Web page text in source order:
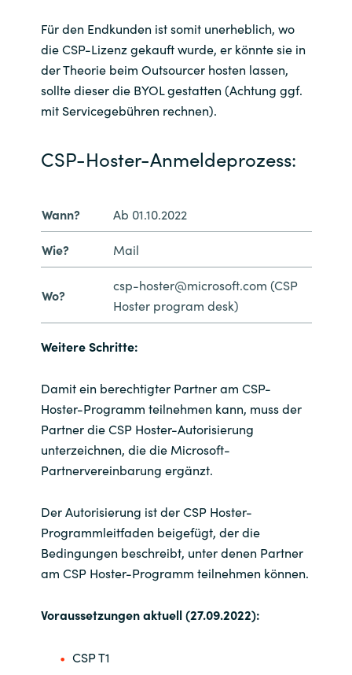
Für den Endkunden ist somit unerheblich, wo
die CSP-Lizenz gekauft wurde, er könnte sie in
der Theorie beim Outsourcer hosten lassen,
sollte dieser die BYOL gestatten (Achtung ggf.
mit Servicegebühren rechnen).
CSP-Hoster-Anmeldeprozess:
Wann? Ab 01.10.2022
Wie? Mail
Wo?
csp-hoster@microsoft.com (CSP
Hoster program desk)
Weitere Schritte:
Damit ein berechtigter Partner am CSP-
Hoster-Programm teilnehmen kann, muss der
Partner die CSP Hoster-Autorisierung
unterzeichnen, die die Microsoft-
Partnervereinbarung ergänzt.
Der Autorisierung ist der CSP Hoster-
Programmleitfaden beigefügt, der die
Bedingungen beschreibt, unter denen Partner
am CSP Hoster-Programm teilnehmen können.
Voraussetzungen aktuell (27.09.2022):
CSP T1